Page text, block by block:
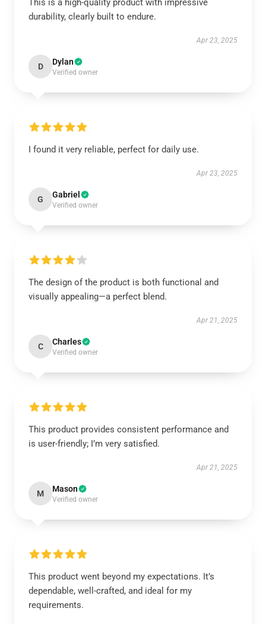
This is a high-quality product with impressive
durability, clearly built to endure.
Apr 23, 2025
D Dylan
Verified owner
I found it very reliable, perfect for daily use.
Apr 23, 2025
G Gabriel
Verified owner
The design of the product is both functional and
visually appealing—a perfect blend.
Apr 21, 2025
C Charles
Verified owner
This product provides consistent performance and
is user-friendly; I’m very satisfied.
Apr 21, 2025
M Mason
Verified owner
This product went beyond my expectations. It’s
dependable, well-crafted, and ideal for my
requirements.